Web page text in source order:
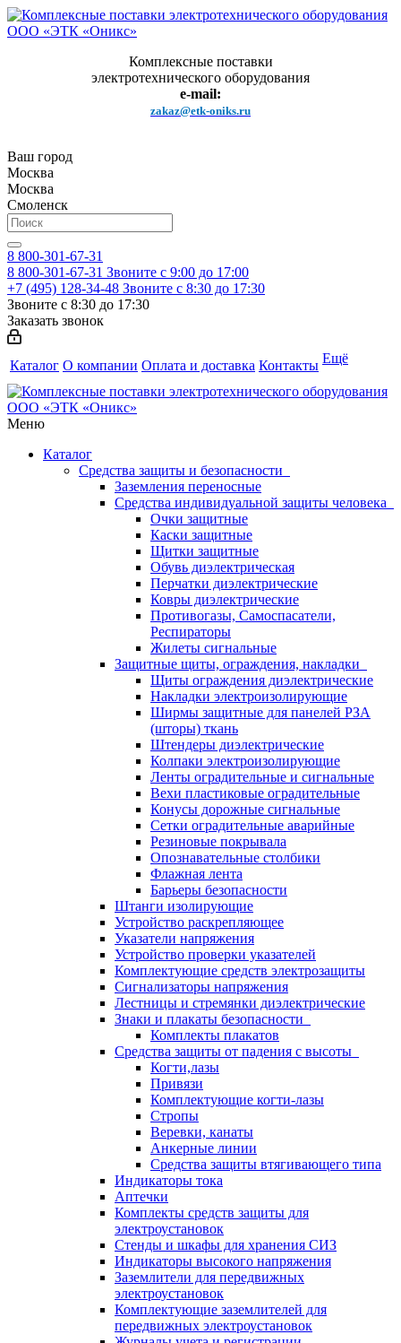
Комплексные поставки
электротехнического оборудования
e-mail:
zakaz@etk-oniks.ru
Ваш город
Москва
Москва
Смоленск
8 800-301-67-31
8 800-301-67-31 Звоните с 9:00 до 17:00
+7 (495) 128-34-48 Звоните с 8:30 до 17:30
Звоните с 8:30 до 17:30
Заказать звонок
Каталог О компании Оплата и доставка Контакты Ещё
Меню
Каталог
Средства защиты и безопасности
Заземления переносные
Средства индивидуальной защиты человека
Очки защитные
Каски защитные
Щитки защитные
Обувь диэлектрическая
Перчатки диэлектрические
Ковры диэлектрические
Противогазы, Самоспасатели,
Респираторы
Жилеты сигнальные
Защитные щиты, ограждения, накладки
Щиты ограждения диэлектрические
Накладки электроизолирующие
Ширмы защитные для панелей РЗА
(шторы) ткань
Штендеры диэлектрические
Колпаки электроизолирующие
Ленты оградительные и сигнальные
Вехи пластиковые оградительные
Конусы дорожные сигнальные
Сетки оградительные аварийные
Резиновые покрывала
Опознавательные столбики
Флажная лента
Барьеры безопасности
Штанги изолирующие
Устройство раскрепляющее
Указатели напряжения
Устройство проверки указателей
Комплектующие средств электрозащиты
Сигнализаторы напряжения
Лестницы и стремянки диэлектрические
Знаки и плакаты безопасности
Комплекты плакатов
Средства защиты от падения с высоты
Когти,лазы
Привязи
Комплектующие когти-лазы
Стропы
Веревки, канаты
Анкерные линии
Средства защиты втягивающего типа
Индикаторы тока
Аптечки
Комплекты средств защиты для
электроустановок
Стенды и шкафы для хранения СИЗ
Индикаторы высокого напряжения
Заземлители для передвижных
электроустановок
Комплектующие заземлителей для
передвижных электроустановок